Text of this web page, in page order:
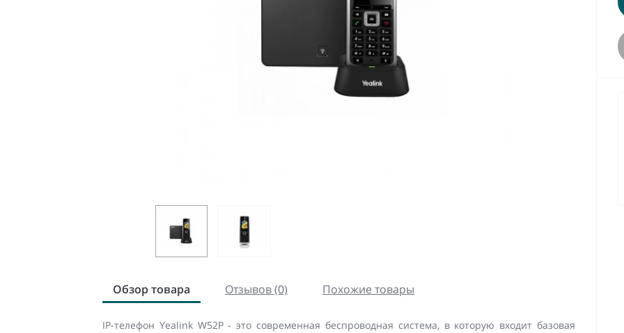
Обзор товара Отзывов (0) Похожие товары
IP-телефон Yealink W52P - это современная беспроводная система, в которую входит базовая